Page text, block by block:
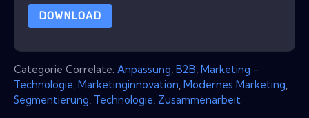
DOWNLOAD
Categorie Correlate: Anpassung B2B Marketing -
Technologie Marketinginnovation Modernes Marketing
Segmentierung Technologie Zusammenarbeit